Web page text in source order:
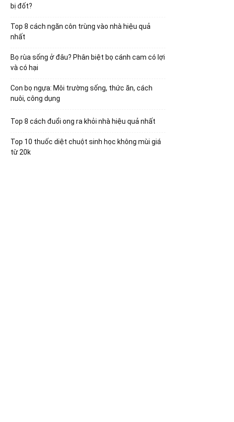
bị đốt?
Top 8 cách ngăn côn trùng vào nhà hiệu quả
nhất
Bọ rùa sống ở đâu? Phân biệt bọ cánh cam có lợi
và có hại
Con bọ ngựa: Môi trường sống, thức ăn, cách
nuôi, công dụng
Top 8 cách đuổi ong ra khỏi nhà hiệu quả nhất
Top 10 thuốc diệt chuột sinh học không mùi giá
từ 20k